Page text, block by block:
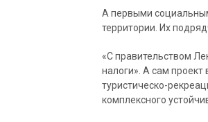
А первыми
территории. Их
«С правительством
налоги». А сам проект
туристическо-
комплексного